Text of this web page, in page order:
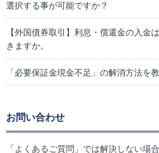
選択する事が可能ですか？
【外国債券取引】利息・償還金の入金
きますか。
「必要保証金現金不足」の解消方法を
お問い合わせ
「よくあるご質問」では解決しない場